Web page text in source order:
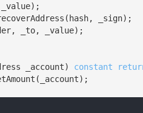
_account) constant